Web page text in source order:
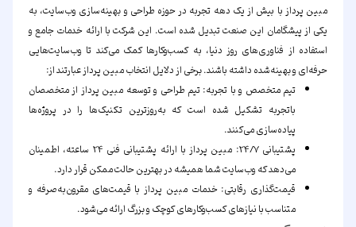
مبین پرداز با بیش از یک دهه تجربه در حوزه طراحی و بهینه‌سازی وب‌سایت، به
یکی از پیشگامان این صنعت تبدیل شده است. این شرکت با ارائه خدمات جامع و
استفاده از فناوری‌های روز دنیا، به کسب‌وکارها کمک می‌کند تا وب‌سایت‌هایی
حرفه‌ای و بهینه‌شده داشته باشند. برخی از دلایل انتخاب مبین پرداز عبارتند از:
تیم متخصص و با تجربه:تیم طراحی و توسعه مبین پرداز از متخصصان
باتجربه تشکیل شده است که به‌روزترین تکنیک‌ها را در پروژه‌ها
پیاده‌سازی می‌کنند.
پشتیبانی 24/7:
مبین پرداز با ارائه پشتیبانی فنی 24 ساعته، اطمینان
می‌دهد که وب‌سایت شما همیشه در بهترین حالت ممکن قرار دارد.
قیمت‌گذاری رقابتی: خدمات مبین پرداز با قیمت‌های مقرون‌به‌صرفه و
متناسب با نیازهای کسب‌وکارهای کوچک و بزرگ ارائه می‌شود.